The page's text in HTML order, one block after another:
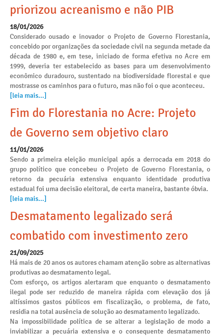
priorizou acreanismo e não PIB
18/01/2026
Considerado ousado e inovador o Projeto de Governo Florestania,
concebido por organizações da sociedade civil na segunda metade da
década de 1980 e, em tese, iniciado de forma efetiva no Acre em
1999, deveria ter estabelecido as bases para um desenvolvimento
econômico duradouro, sustentado na biodiversidade florestal e que
mostrasse os caminhos para o futuro, mas não foi o que aconteceu.
[leia mais...]
Fim do Florestania no Acre: Projeto
de Governo sem objetivo claro
11/01/2026
Sendo a primeira eleição municipal após a derrocada em 2018 do
grupo político que concebeu o Projeto de Governo Florestania, o
retorno da pecuária extensiva enquanto identidade produtiva
estadual foi uma decisão eleitoral, de certa maneira, bastante óbvia.
[leia mais...]
Desmatamento legalizado será
combatido com investimento zero
21/09/2025
Há mais de 20 anos os autores chamam atenção sobre as alternativas
produtivas ao desmatamento legal.
Com esforço, os artigos alertaram que enquanto o desmatamento
ilegal pode ser reduzido de maneira rápida com elevação dos já
altíssimos gastos públicos em fiscalização, o problema, de fato,
residia na total ausência de solução ao desmatamento legalizado.
Na impossibilidade política de se alterar a legislação de modo a
inviabilizar a pecuária extensiva e o consequente desmatamento